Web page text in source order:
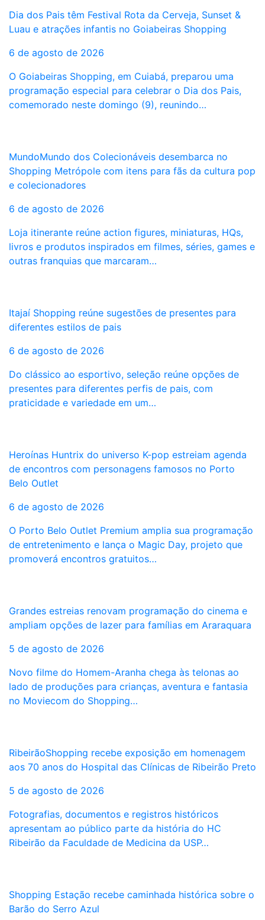
Dia dos Pais têm Festival Rota da Cerveja, Sunset &
Luau e atrações infantis no Goiabeiras Shopping
6 de agosto de 2026
O Goiabeiras Shopping, em Cuiabá, preparou uma
programação especial para celebrar o Dia dos Pais,
comemorado neste domingo (9), reunindo…
MundoMundo dos Colecionáveis desembarca no
Shopping Metrópole com itens para fãs da cultura pop
e colecionadores
6 de agosto de 2026
Loja itinerante reúne action figures, miniaturas, HQs,
livros e produtos inspirados em filmes, séries, games e
outras franquias que marcaram…
Itajaí Shopping reúne sugestões de presentes para
diferentes estilos de pais
6 de agosto de 2026
Do clássico ao esportivo, seleção reúne opções de
presentes para diferentes perfis de pais, com
praticidade e variedade em um…
Heroínas Huntrix do universo K-pop estreiam agenda
de encontros com personagens famosos no Porto
Belo Outlet
6 de agosto de 2026
O Porto Belo Outlet Premium amplia sua programação
de entretenimento e lança o Magic Day, projeto que
promoverá encontros gratuitos…
Grandes estreias renovam programação do cinema e
ampliam opções de lazer para famílias em Araraquara
5 de agosto de 2026
Novo filme do Homem-Aranha chega às telonas ao
lado de produções para crianças, aventura e fantasia
no Moviecom do Shopping…
RibeirãoShopping recebe exposição em homenagem
aos 70 anos do Hospital das Clínicas de Ribeirão Preto
5 de agosto de 2026
Fotografias, documentos e registros históricos
apresentam ao público parte da história do HC
Ribeirão da Faculdade de Medicina da USP…
Shopping Estação recebe caminhada histórica sobre o
Barão do Serro Azul